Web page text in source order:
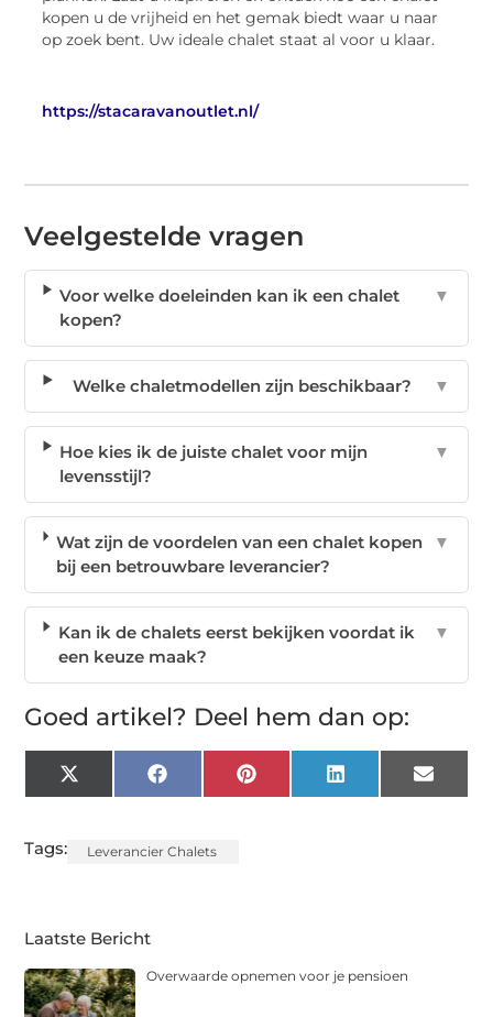
kopen u de vrijheid en het gemak biedt waar u naar
op zoek bent. Uw ideale chalet staat al voor u klaar.
https://stacaravanoutlet.nl/
Veelgestelde vragen
Voor welke doeleinden kan ik een chalet
kopen?
▼
Welke chaletmodellen zijn beschikbaar? ▼
Hoe kies ik de juiste chalet voor mijn
levensstijl?
▼
Wat zijn de voordelen van een chalet kopen
bij een betrouwbare leverancier?
▼
Kan ik de chalets eerst bekijken voordat ik
een keuze maak?
▼
Goed artikel? Deel hem dan op:
X
(Twitter)
FacebookPinterest LinkedIn Email
Tags: Leverancier Chalets
Laatste Bericht
Overwaarde opnemen voor je pensioen